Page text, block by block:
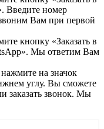
Введите номер
Вам при первой
кнопку «Заказать в
Мы ответим Вам
на значок
углу. Вы сможете
заказать звонок. Мы